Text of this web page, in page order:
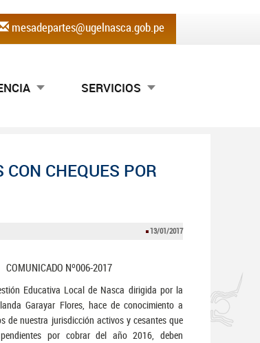
mesadepartes@ugelnasca.gob.pe
SERVICIOS
CHEQUES POR
13/01/2017
COMUNICADO Nº006-2017
Educativa Local de Nasca dirigida por la
Garayar Flores, hace de conocimiento a
de nuestra jurisdicción activos y cesantes que
por cobrar del año 2016, deben